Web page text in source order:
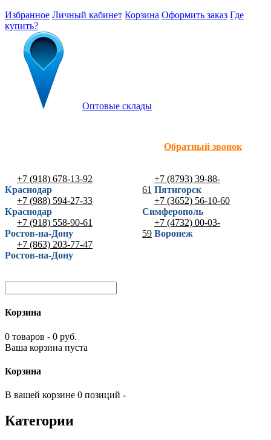
Избранное Личный кабинет Корзина Оформить заказ Где
купить?
Оптовые склады
Обратный звонок
+7 (918) 678-13-92
Краснодар
+7 (988) 594-27-33
Краснодар
+7 (918) 558-90-61
Ростов-на-Дону
+7 (863) 203-77-47
Ростов-на-Дону
+7 (8793) 39-88-
61 Пятигорск
+7 (3652) 56-10-60
Симферополь
+7 (4732) 00-03-
59 Воронеж
Корзина
0 товаров - 0 руб.
Ваша корзина пуста
Корзина
В вашей корзине 0 позиций -
Категории